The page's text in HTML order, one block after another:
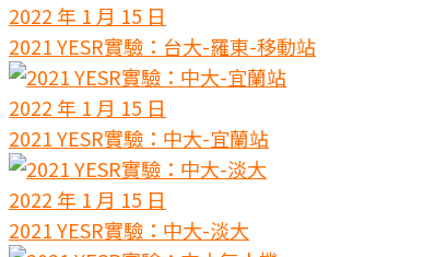
2022 年 1 月 15 日
2021 YESR實驗：台大-羅東-移動站
2022 年 1 月 15 日
2021 YESR實驗：中大-宜蘭站
2022 年 1 月 15 日
2021 YESR實驗：中大-淡大